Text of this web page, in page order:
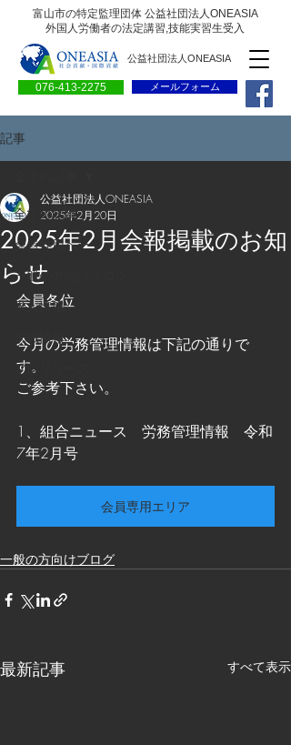
富山市の特定監理団体 公益社団法人ONEASIA
外国人労働者の法定講習,技能実習生受入
076-413-2275
公益社団法人ONEASIA
メールフォーム
記事
全ての記事
会員専用ページ
一般の方向けブログ
求人情報
求職情報
プレリリース
2025年2月会報掲載のお知
らせ
公益社団法人ONEASIA
2025年2月20日
会員各位
今月の労務管理情報は下記の通りで
す。
ご参考下さい。
1、組合ニュース　労務管理情報　令和
7年2月号
会員専用エリア
一般の方向けブログ
最新記事 すべて表示